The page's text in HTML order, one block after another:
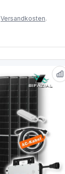
Versandkosten.